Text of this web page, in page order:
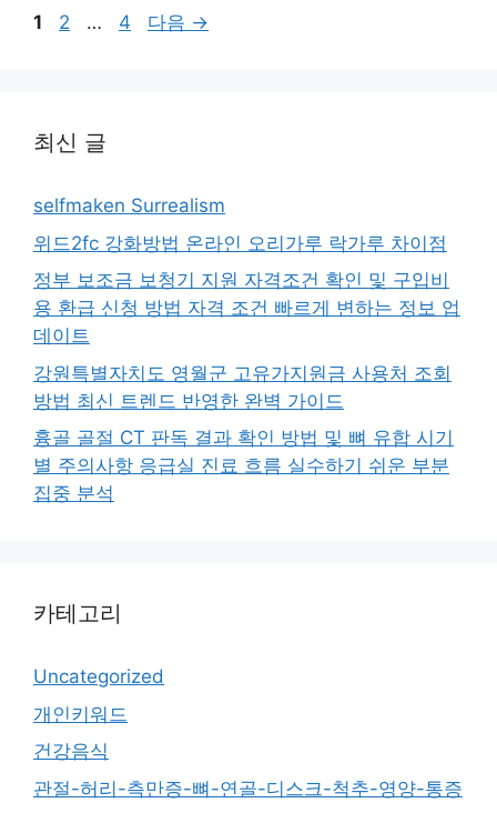
페
1
페
2 …
페
4 다음 →
최신 글
selfmaken Surrealism
위드2fc 강화방법 온라인 오리가루 락가루 차이점
정부 보조금 보청기 지원 자격조건 확인 및 구입비
용 환급 신청 방법 자격 조건 빠르게 변하는 정보 업
데이트
강원특별자치도 영월군 고유가지원금 사용처 조회
방법 최신 트렌드 반영한 완벽 가이드
흉골 골절 CT 판독 결과 확인 방법 및 뼈 유합 시기
별 주의사항 응급실 진료 흐름 실수하기 쉬운 부분
집중 분석
카테고리
Uncategorized
개인키워드
건강음식
관절-허리-측만증-뼈-연골-디스크-척추-영양-통증